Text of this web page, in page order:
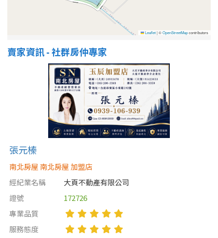
Leaflet|©OpenStreetMapcontributors
賣家資訊 - 社群房仲專家
張元榛
南北房屋 南北房屋 加盟店
經紀業名稱
大頁不動產有限公司
證號
172726
專業品質
服務態度